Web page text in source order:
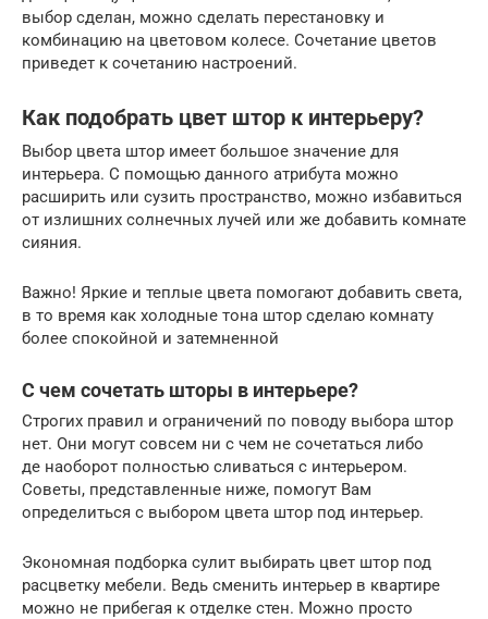
выбор сделан, можно сделать перестановку и
комбинацию на цветовом колесе. Сочетание цветов
приведет к сочетанию настроений.
Как подобрать цвет штор к интерьеру?
Выбор цвета штор имеет большое значение для
интерьера. С помощью данного атрибута можно
расширить или сузить пространство, можно избавиться
от излишних солнечных лучей или же добавить комнате
сияния.
Важно! Яркие и теплые цвета помогают добавить света,
в то время как холодные тона штор сделаю комнату
более спокойной и затемненной
С чем сочетать шторы в интерьере?
Строгих правил и ограничений по поводу выбора штор
нет. Они могут совсем ни с чем не сочетаться либо
де наоборот полностью сливаться с интерьером.
Советы, представленные ниже, помогут Вам
определиться с выбором цвета штор под интерьер.
Экономная подборка сулит выбирать цвет штор под
расцветку мебели. Ведь сменить интерьер в квартире
можно не прибегая к отделке стен. Можно просто